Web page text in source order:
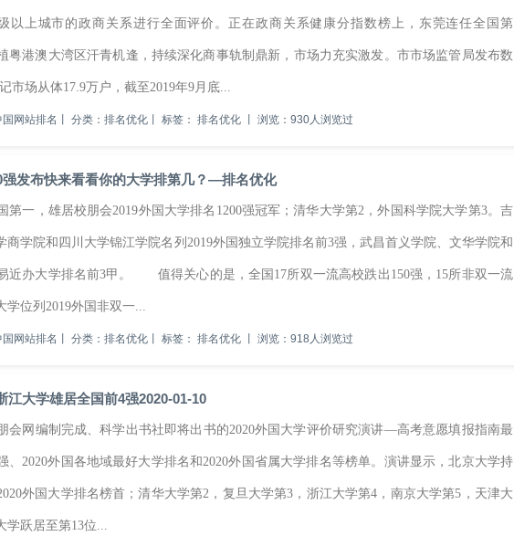
以上城市的政商关系进行全面评价。正在政商关系健康分指数榜上，东莞连任全国第
澳大湾区汗青机逢，持续深化商事轨制鼎新，市场力充实激发。市市场监管局发布数
市场从体17.9万户，截至2019年9月底...
网站排名 分类：排名优化 标签： 排名优化 浏览：930人浏览过
发布快来看看你的大学排第几？—排名优化
一，雄居校朋会2019外国大学排名1200强冠军；清华大学第2，外国科学院大学第3。吉
学院和四川大学锦江学院名列2019外国独立学院排名前3强，武昌首义学院、文华学院和
近办大学排名前3甲。 值得关心的是，全国17所双一流高校跌出150强，15所非双一流
学位列2019外国非双一...
网站排名 分类：排名优化 标签： 排名优化 浏览：918人浏览过
江大学雄居全国前4强2020-01-10
网编制完成、科学出书社即将出书的2020外国大学评价研究演讲—高考意愿填报指南最
、2020外国各地域最好大学排名和2020外国省属大学排名等榜单。演讲显示，北京大学持
外国大学排名榜首；清华大学第2，复旦大学第3，浙江大学第4，南京大学第5，天津大
学跃居至第13位...